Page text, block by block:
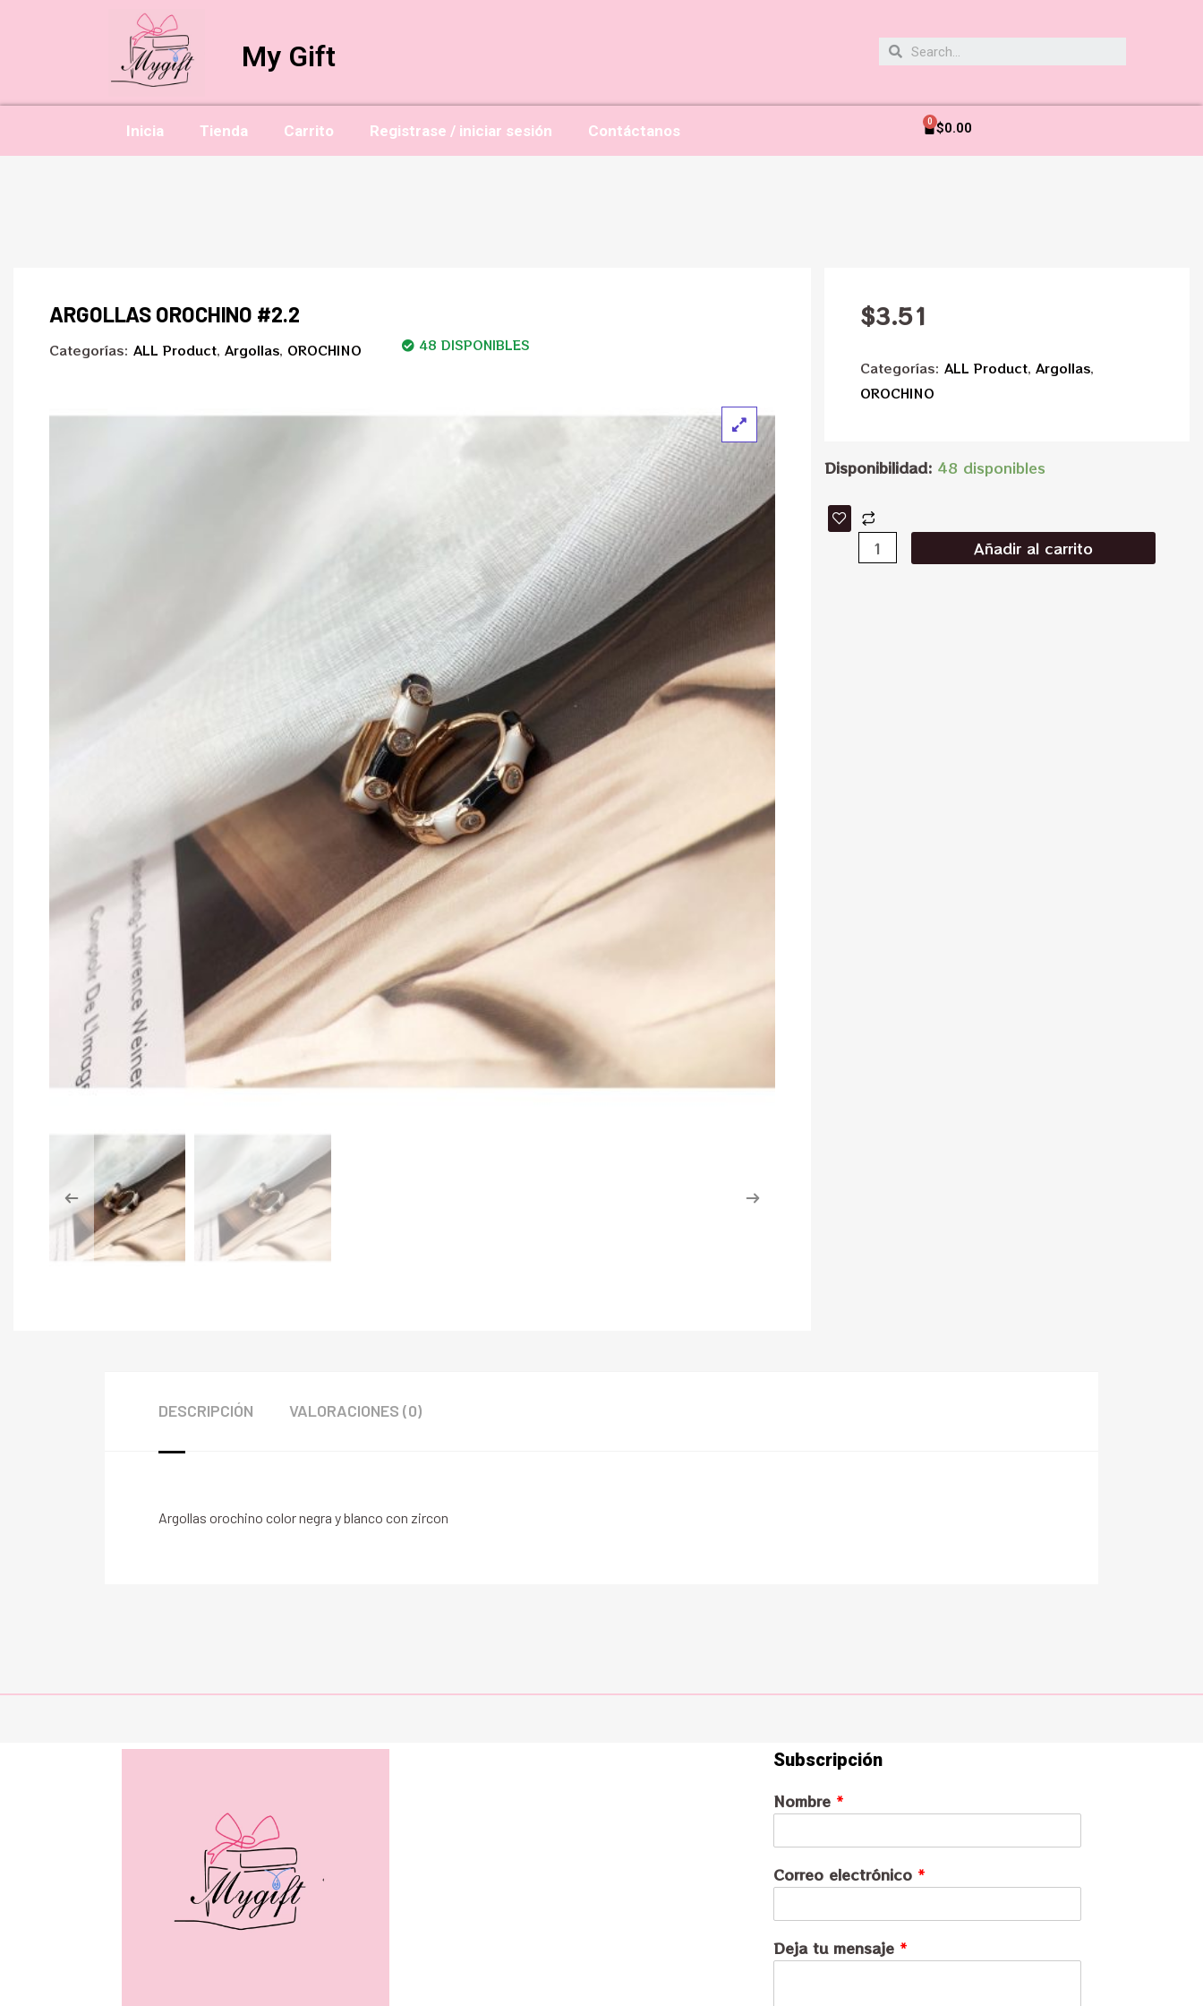
My Gift
Inicia Tienda Carrito Registrase / iniciar sesión Contáctanos $0.00
0
ARGOLLAS OROCHINO #2.2
Categorías: ALL Product, Argollas, OROCHINO 48 DISPONIBLES
$3.51
Categorías:ALL Product,Argollas,
OROCHINO
Disponibilidad: 48 disponibles
Añadir al carrito
DESCRIPCIÓN VALORACIONES (0)
Argollas orochino color negra y blanco con zircon
Subscripción
Nombre *
Correo electrónico *
Deja tu mensaje *